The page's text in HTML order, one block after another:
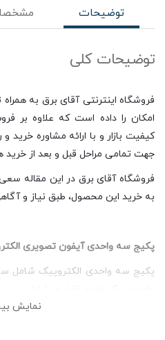
توضیحات
توضیحات کلی
فروشگاه اینترنتی آقای برق به
امکان را داده است که علاوه بر
کیفیت بازار و با ارائه مشاوره خرید
جهت تمامی مراحل قبل و بعد از خرید
فروشگاه آقای برق در این مقاله
به خرید این محصول، طبق نیاز و
پکیج سه واحدی آیفون تصویری
باشد. در ادامه به بررسی خلاصه
نمایش